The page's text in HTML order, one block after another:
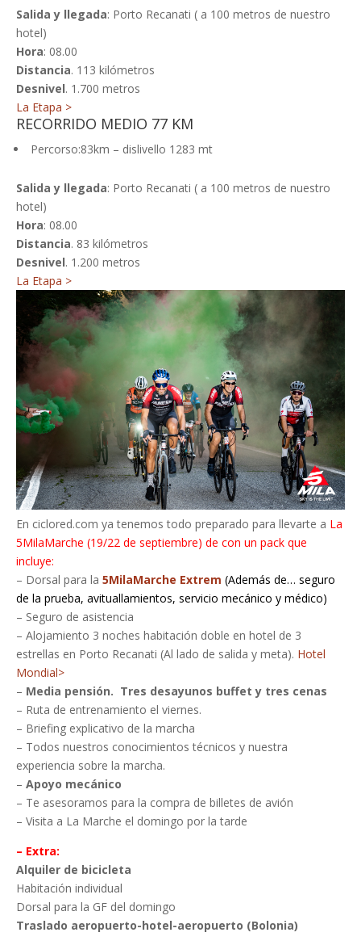
Salida y llegada: Porto Recanati ( a 100 metros de nuestro
hotel)
Hora: 08.00
Distancia. 113 kilómetros
Desnivel. 1.700 metros
La Etapa >
RECORRIDO MEDIO 77 KM
Percorso:83km – dislivello 1283 mt
Salida y llegada: Porto Recanati ( a 100 metros de nuestro
hotel)
Hora: 08.00
Distancia. 83 kilómetros
Desnivel. 1.200 metros
La Etapa >
En ciclored.com ya tenemos todo preparado para llevarte a La
5MilaMarche (19/22 de septiembre) de con un pack que
incluye:
– Dorsal para la 5MilaMarche Extrem (Además de… seguro
de la prueba, avituallamientos, servicio mecánico y médico)
– Seguro de asistencia
– Alojamiento 3 noches habitación doble en hotel de 3
estrellas en Porto Recanati (Al lado de salida y meta). Hotel
Mondial>
– Media pensión. Tres desayunos buffet y tres cenas
– Ruta de entrenamiento el viernes.
– Briefing explicativo de la marcha
– Todos nuestros conocimientos técnicos y nuestra
experiencia sobre la marcha.
– Apoyo mecánico
– Te asesoramos para la compra de billetes de avión
– Visita a La Marche el domingo por la tarde
– Extra:
Alquiler de bicicleta
Habitación individual
Dorsal para la GF del domingo
Traslado aeropuerto-hotel-aeropuerto (Bolonia)